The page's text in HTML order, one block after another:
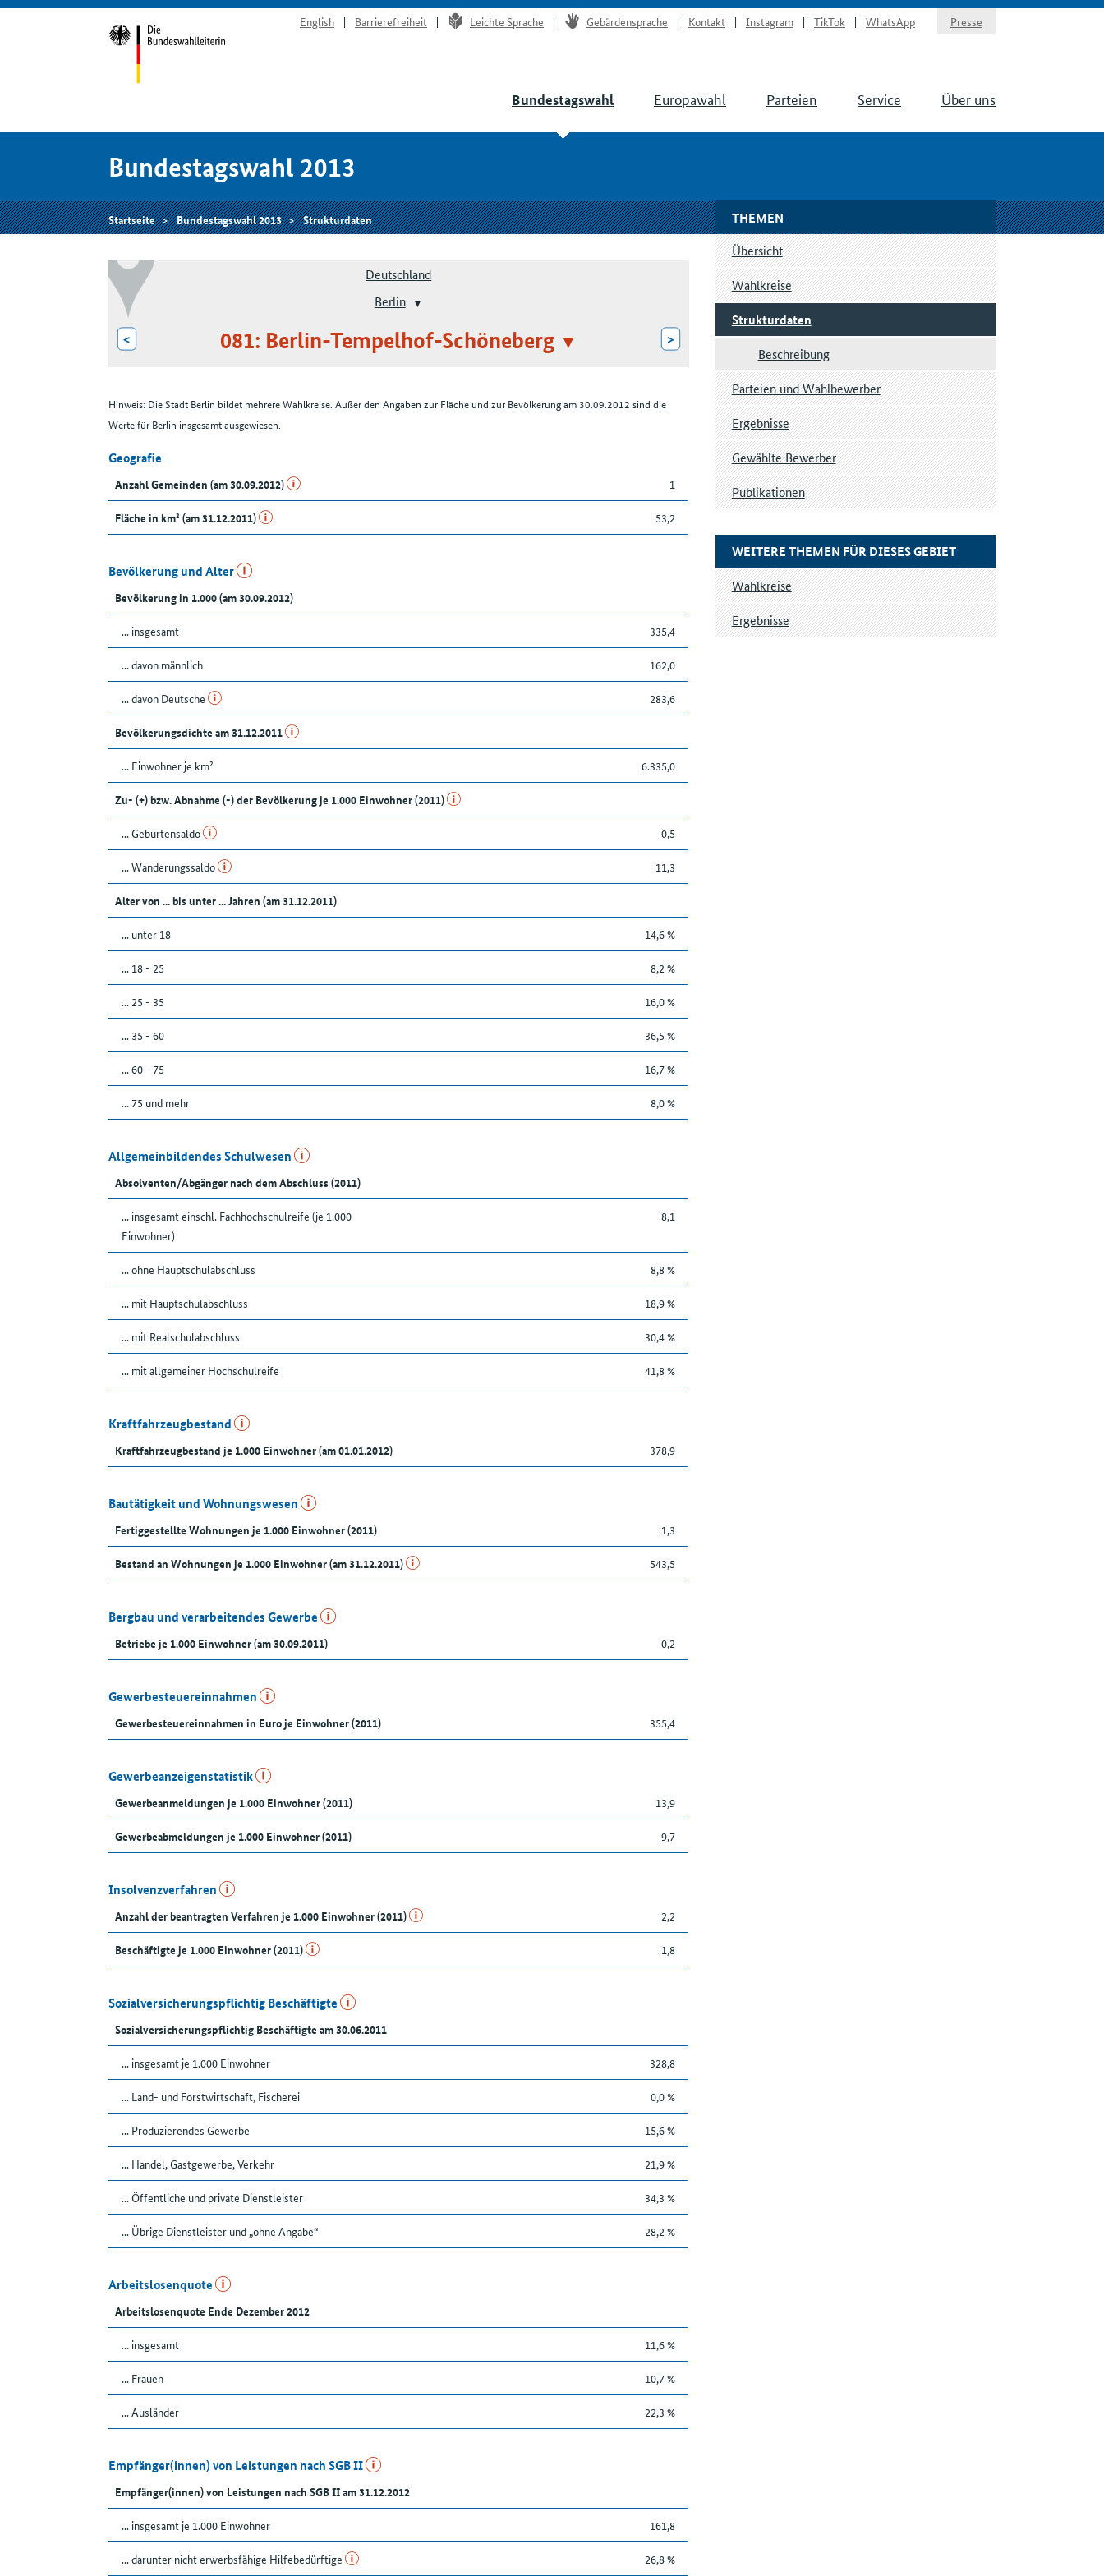
English Barrierefreiheit Leichte Sprache Gebärdensprache Kontakt Instagram TikTok WhatsApp Presse
Bundestagswahl Europawahl Parteien Service Über uns
Bundestagswahl 2013
Startseite Bundestagswahl 2013 Strukturdaten
Deutschland
Berlin
< 081: Berlin-Tempelhof-Schöneberg >
Hinweis: Die Stadt Berlin bildet mehrere Wahlkreise. Außer den Angaben zur Fläche und zur Bevölkerung am 30.09.2012 sind die
Werte für Berlin insgesamt ausgewiesen.
Geografie
Anzahl Gemeinden (am 30.09.2012) 1
Fläche in km² (am 31.12.2011) 53,2
Bevölkerung und Alter
Bevölkerung in 1.000 (am 30.09.2012)
... insgesamt 335,4
... davon männlich 162,0
... davon Deutsche 283,6
Bevölkerungsdichte am 31.12.2011
... Einwohner je km² 6.335,0
Zu- (+) bzw. Abnahme (-) der Bevölkerung je 1.000 Einwohner (2011)
... Geburtensaldo 0,5
... Wanderungssaldo 11,3
Alter von ... bis unter ... Jahren (am 31.12.2011)
... unter 18 14,6 %
... 18 - 25 8,2 %
... 25 - 35 16,0 %
... 35 - 60 36,5 %
... 60 - 75 16,7 %
... 75 und mehr 8,0 %
Allgemeinbildendes Schulwesen
Absolventen/Abgänger nach dem Abschluss (2011)
... insgesamt einschl. Fachhochschulreife (je 1.000
Einwohner)
8,1
... ohne Hauptschulabschluss 8,8 %
... mit Hauptschulabschluss 18,9 %
... mit Realschulabschluss 30,4 %
... mit allgemeiner Hochschulreife 41,8 %
Kraftfahrzeugbestand
Kraftfahrzeugbestand je 1.000 Einwohner (am 01.01.2012) 378,9
Bautätigkeit und Wohnungswesen
Fertiggestellte Wohnungen je 1.000 Einwohner (2011) 1,3
Bestand an Wohnungen je 1.000 Einwohner (am 31.12.2011) 543,5
Bergbau und verarbeitendes Gewerbe
Betriebe je 1.000 Einwohner (am 30.09.2011) 0,2
Gewerbesteuereinnahmen
Gewerbesteuereinnahmen in Euro je Einwohner (2011) 355,4
Gewerbeanzeigenstatistik
Gewerbeanmeldungen je 1.000 Einwohner (2011) 13,9
Gewerbeabmeldungen je 1.000 Einwohner (2011) 9,7
Insolvenzverfahren
Anzahl der beantragten Verfahren je 1.000 Einwohner (2011) 2,2
Beschäftigte je 1.000 Einwohner (2011) 1,8
Sozialversicherungspflichtig Beschäftigte
Sozialversicherungspflichtig Beschäftigte am 30.06.2011
... insgesamt je 1.000 Einwohner 328,8
... Land- und Forstwirtschaft, Fischerei 0,0 %
... Produzierendes Gewerbe 15,6 %
... Handel, Gastgewerbe, Verkehr 21,9 %
... Öffentliche und private Dienstleister 34,3 %
... Übrige Dienstleister und „ohne Angabe“ 28,2 %
Arbeitslosenquote
Arbeitslosenquote Ende Dezember 2012
... insgesamt 11,6 %
... Frauen 10,7 %
... Ausländer 22,3 %
Empfänger(innen) von Leistungen nach SGB II
Empfänger(innen) von Leistungen nach SGB II am 31.12.2012
... insgesamt je 1.000 Einwohner 161,8
... darunter nicht erwerbsfähige Hilfebedürftige 26,8 %
THEMEN
Übersicht
Wahlkreise
Strukturdaten
Beschreibung
Parteien und Wahlbewerber
Ergebnisse
Gewählte Bewerber
Publikationen
WEITERE THEMEN FÜR DIESES GEBIET
Wahlkreise
Ergebnisse